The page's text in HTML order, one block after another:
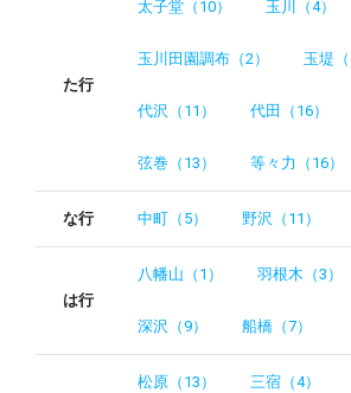
た行
太子堂（10） 玉川（4）
玉川田園調布（2） 玉堤（
代沢（11） 代田（16）
弦巻（13） 等々力（16）
な行 中町（5） 野沢（11）
は行
八幡山（1） 羽根木（3）
深沢（9） 船橋（7）
松原（13） 三宿（4）